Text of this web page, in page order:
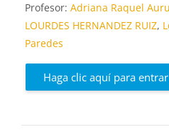
Profesor: Adriana Raquel
LOURDES HERNANDEZ RUIZ,
Paredes
Haga clic aquí para